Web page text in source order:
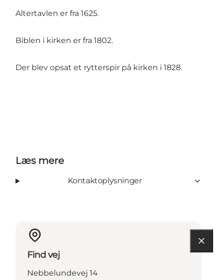
Altertavlen er fra 1625.
Biblen i kirken er fra 1802.
Der blev opsat et rytterspir på kirken i 1828.
Læs mere
Kontaktoplysninger
Find vej
Nebbelundevej 14